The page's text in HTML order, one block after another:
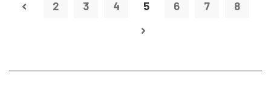
2 3 4 5 6 7 8